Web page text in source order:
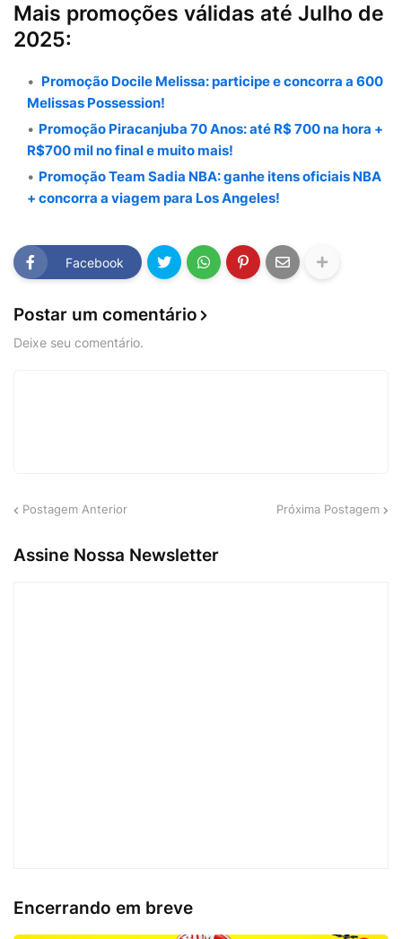
Mais promoções válidas até Julho de
2025:
Promoção Docile Melissa: participe e concorra a 600
Melissas Possession!
Promoção Piracanjuba 70 Anos: até R$ 700 na hora +
R$700 mil no final e muito mais!
Promoção Team Sadia NBA: ganhe itens oficiais NBA
+ concorra a viagem para Los Angeles!
Facebook
Postar um comentário
Deixe seu comentário.
Postagem Anterior Próxima Postagem
Assine Nossa Newsletter
Encerrando em breve